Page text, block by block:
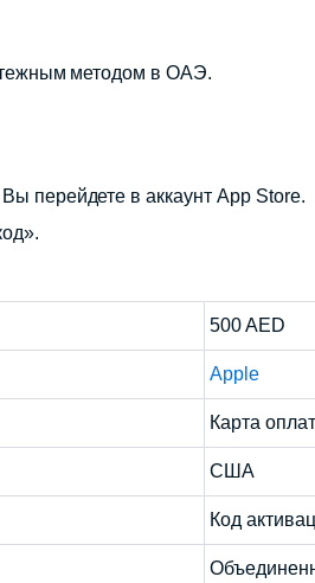
методом в ОАЭ.
перейдете в аккаунт App Store.
500 AED
Apple
Карта
США
Код